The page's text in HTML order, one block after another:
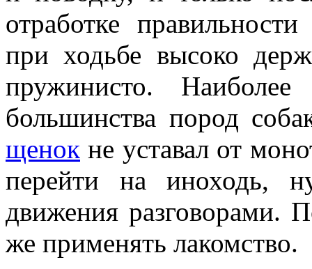
отработке
при ходьбе высоко
пружинисто.
большинства пород
щенок не уставал от
перейти на иноходь,
движения разговорами.
же применять лакомство.